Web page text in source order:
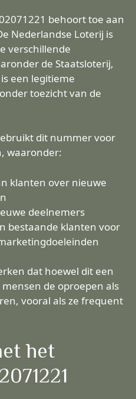
behoort toe aan
Nederlandse Loterij is
verschillende
de Staatsloterij,
een legitieme
toezicht van de
dit nummer voor
waaronder:
klanten over nieuwe
deelnemers
bestaande klanten voor
dat hoewel dit een
de oproepen als
vooral als ze frequent
het